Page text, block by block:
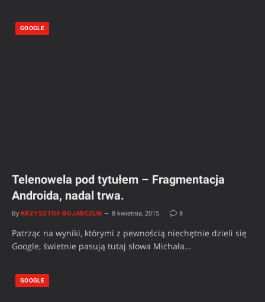
GOOGLE
Telenowela pod tytułem – Fragmentacja
Androida, nadal trwa.
By KRZYSZTOF BOJARCZUK 8 kwietnia, 2015 8
Patrząc na wyniki, którymi z pewnością niechętnie dzieli się
Google, świetnie pasują tutaj słowa Michała…
GOOGLE